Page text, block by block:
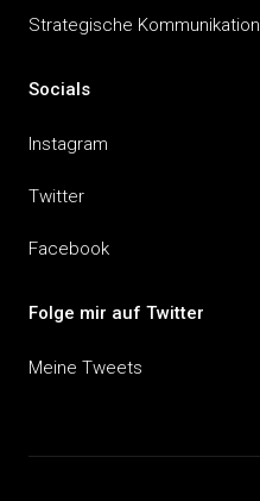
Strategische Kommunikation
Socials
Instagram
Twitter
Facebook
Folge mir auf Twitter
Meine Tweets